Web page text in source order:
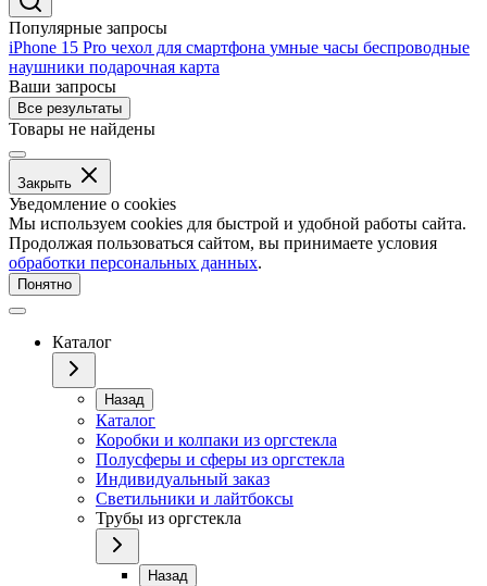
Популярные запросы
iPhone 15 Pro чехол для смартфона умные часы беспроводные
наушники подарочная карта
Ваши запросы
Все результаты
Товары не найдены
Закрыть
Уведомление о cookies
Мы используем cookies для быстрой и удобной работы сайта.
Продолжая пользоваться сайтом, вы принимаете условия
обработки персональных данных.
Понятно
Каталог
Назад
Каталог
Коробки и колпаки из оргстекла
Полусферы и сферы из оргстекла
Индивидуальный заказ
Светильники и лайтбоксы
Трубы из оргстекла
Назад